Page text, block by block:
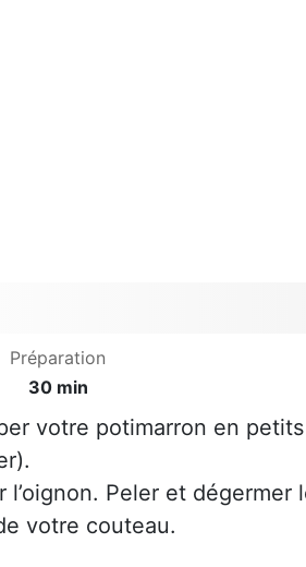
Préparation
30 min
votre potimarron en
l’oignon. Peler et dégermer
votre couteau.